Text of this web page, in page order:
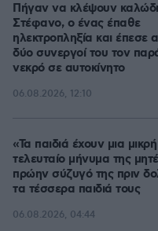
Πήγαν να κλέψουν
Στέφανο, ο ένας έπαθε
ηλεκτροπληξία και έπεσε
δύο συνεργοί του τον
νεκρό σε αυτοκίνητο
06.08.2026, 12:10
«Τα παιδιά έχουν μια
τελευταίο μήνυμα της
πρώην σύζυγό της πριν
τα τέσσερα παιδιά τους
06.08.2026, 04:44